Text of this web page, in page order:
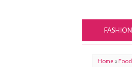
FASHION
Home »Food